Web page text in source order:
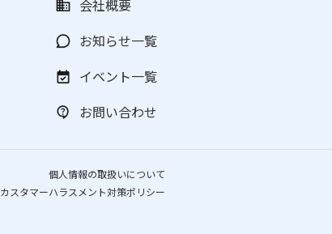
会社概要
お知らせ一覧
イベント一覧
お問い合わせ
個人情報の取扱いについて
カスタマーハラスメント対策ポリシー